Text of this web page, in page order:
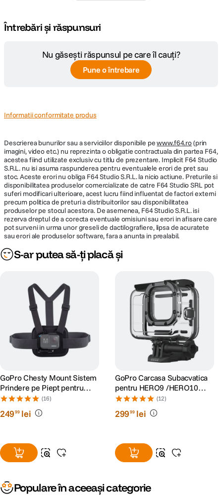
Întrebări și răspunsuri
Nu găsești răspunsul pe care îl cauți?
Pune o întrebare
Informatii conformitate produs
Descrierea bunurilor sau a serviciilor disponibile pewww.f64.ro(prin
imagini, video etc.) nu reprezinta o obligatie contractuala din partea F64,
acestea fiind utilizate exclusiv cu titlu de prezentare. Implicit F64 Studio
S.R.L. nu isi asuma raspunderea pentru eventualele erori de pret sau
stoc. Aceste erori nu obliga F64 Studio S.R.L. la nicio actiune. Preturile si
disponibilitatea produselor comercializate de catre F64 Studio SRL pot
suferi modificari ulterioare, acest lucru fiind influentat de factori externi
precum politica de preturi a distribuitorilor sau disponibilitatea
produselor pe stocul acestora. De asemenea, F64 Studio S.R.L. isi
rezerva dreptul de a corecta eventuale omisiuni sau erori in afisare care
pot surveni in urma unor greseli de dactilografiere, lipsa de acuratete
sau erori ale produselor software, fara a anunta in prealabil.
S-ar putea să-ți placă și
GoPro Chesty Mount Sistem
Prindere pe Piept pentru
Camerele Video GoPro
(16)
24999 lei
GoPro Carcasa Subacvatica
pentru HERO9 /HERO10
/HERO11 Black/HERO12/
HERO13
(12)
29999 lei
Populare în aceeași categorie